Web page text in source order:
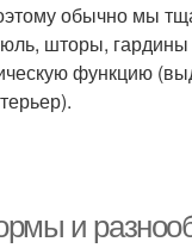
обычно мы
шторы,
функцию
и